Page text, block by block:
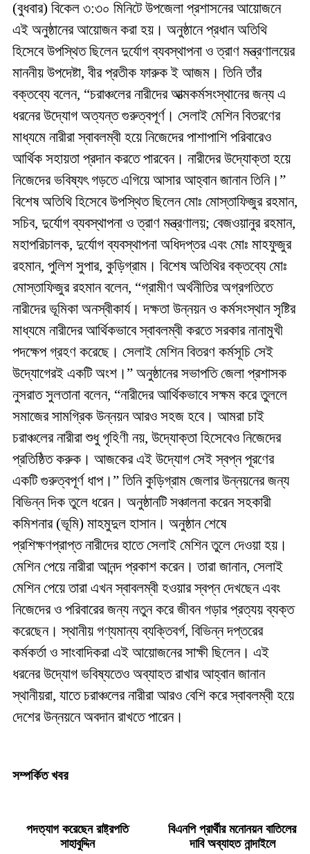
(বুধবার) বিকেল ৩:৩০ মিনিটে উপজেলা প্রশাসনের আয়োজনে
এই অনুষ্ঠানের আয়োজন করা হয়। অনুষ্ঠানে প্রধান অতিথি
হিসেবে উপস্থিত ছিলেন দুর্যোগ ব্যবস্থাপনা ও ত্রাণ মন্ত্রণালয়ের
মাননীয় উপদেষ্টা, বীর প্রতীক ফারুক ই আজম। তিনি তাঁর
বক্তব্যে বলেন, “চরাঞ্চলের নারীদের আত্মকর্মসংস্থানের জন্য এ
ধরনের উদ্যোগ অত্যন্ত গুরুত্বপূর্ণ। সেলাই মেশিন বিতরণের
মাধ্যমে নারীরা স্বাবলম্বী হয়ে নিজেদের পাশাপাশি পরিবারেও
আর্থিক সহায়তা প্রদান করতে পারবেন। নারীদের উদ্যোক্তা হয়ে
নিজেদের ভবিষ্যৎ গড়তে এগিয়ে আসার আহ্বান জানান তিনি।”
বিশেষ অতিথি হিসেবে উপস্থিত ছিলেন মোঃ মোস্তাফিজুর রহমান,
সচিব, দুর্যোগ ব্যবস্থাপনা ও ত্রাণ মন্ত্রণালয়; বেজওয়ানুর রহমান,
মহাপরিচালক, দুর্যোগ ব্যবস্থাপনা অধিদপ্তর এবং মোঃ মাহফুজুর
রহমান, পুলিশ সুপার, কুড়িগ্রাম। বিশেষ অতিথির বক্তব্যে মোঃ
মোস্তাফিজুর রহমান বলেন, “গ্রামীণ অর্থনীতির অগ্রগতিতে
নারীদের ভূমিকা অনস্বীকার্য। দক্ষতা উন্নয়ন ও কর্মসংস্থান সৃষ্টির
মাধ্যমে নারীদের আর্থিকভাবে স্বাবলম্বী করতে সরকার নানামুখী
পদক্ষেপ গ্রহণ করেছে। সেলাই মেশিন বিতরণ কর্মসূচি সেই
উদ্যোগেরই একটি অংশ।” অনুষ্ঠানের সভাপতি জেলা প্রশাসক
নুসরাত সুলতানা বলেন, “নারীদের আর্থিকভাবে সক্ষম করে তুললে
সমাজের সামগ্রিক উন্নয়ন আরও সহজ হবে। আমরা চাই
চরাঞ্চলের নারীরা শুধু গৃহিণী নয়, উদ্যোক্তা হিসেবেও নিজেদের
প্রতিষ্ঠিত করুক। আজকের এই উদ্যোগ সেই স্বপ্ন পূরণের
একটি গুরুত্বপূর্ণ ধাপ।” তিনি কুড়িগ্রাম জেলার উন্নয়নের জন্য
বিভিন্ন দিক তুলে ধরেন। অনুষ্ঠানটি সঞ্চালনা করেন সহকারী
কমিশনার (ভূমি) মাহমুদুল হাসান। অনুষ্ঠান শেষে
প্রশিক্ষণপ্রাপ্ত নারীদের হাতে সেলাই মেশিন তুলে দেওয়া হয়।
মেশিন পেয়ে নারীরা আনন্দ প্রকাশ করেন। তারা জানান, সেলাই
মেশিন পেয়ে তারা এখন স্বাবলম্বী হওয়ার স্বপ্ন দেখছেন এবং
নিজেদের ও পরিবারের জন্য নতুন করে জীবন গড়ার প্রত্যয় ব্যক্ত
করেছেন। স্থানীয় গণ্যমান্য ব্যক্তিবর্গ, বিভিন্ন দপ্তরের
কর্মকর্তা ও সাংবাদিকরা এই আয়োজনের সাক্ষী ছিলেন। এই
ধরনের উদ্যোগ ভবিষ্যতেও অব্যাহত রাখার আহ্বান জানান
স্থানীয়রা, যাতে চরাঞ্চলের নারীরা আরও বেশি করে স্বাবলম্বী হয়ে
দেশের উন্নয়নে অবদান রাখতে পারেন।
সম্পর্কিত খবর
পদত্যাগ করেছেন রাষ্ট্রপতি
সাহাবুদ্দিন
বিএনপি প্রার্থীর মনোনয়ন বাতিলের
দাবি অব্যাহত নান্দাইলে